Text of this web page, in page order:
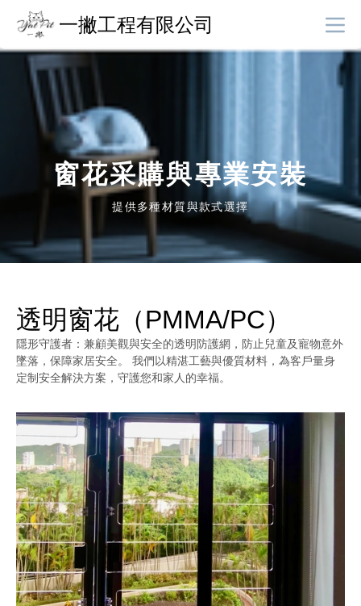
一撇工程有限公司
窗花采購與專業安裝
提供多種材質與款式選擇
透明窗花（PMMA/PC）
隱形守護者：兼顧美觀與安全的透明防護網，防止兒童及寵物意外
墜落，保障家居安全。 我們以精湛工藝與優質材料，為客戶量身
定制安全解決方案，守護您和家人的幸福。